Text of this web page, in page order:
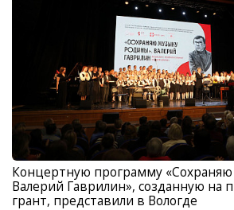
Концертную программу
Валерий Гаврилин», созданную на
грант, представили в Вологде